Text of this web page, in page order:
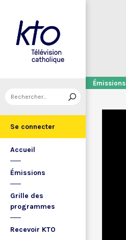
Se connecter
Accueil
Émissions
Grille des
programmes
Recevoir KTO
Émissions